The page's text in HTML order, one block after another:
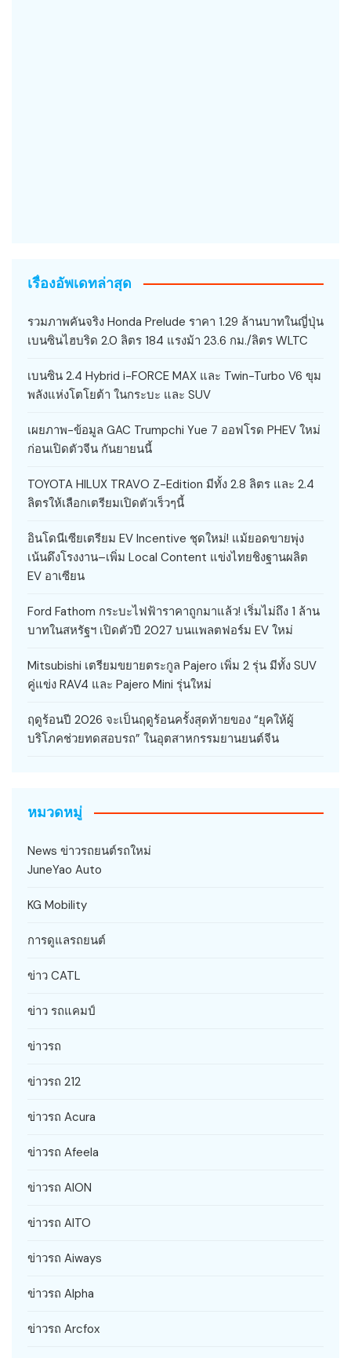
เรื่องอัพเดทล่าสุด
รวมภาพคันจริง Honda Prelude ราคา 1.29 ล้านบาทในญี่ปุ่น
เบนซินไฮบริด 2.0 ลิตร 184 แรงม้า 23.6 กม./ลิตร WLTC
เบนซิน 2.4 Hybrid i-FORCE MAX และ Twin-Turbo V6 ขุม
พลังแห่งโตโยต้า ในกระบะ และ SUV
เผยภาพ-ข้อมูล GAC Trumpchi Yue 7 ออฟโรด PHEV ใหม่
ก่อนเปิดตัวจีน กันยายนนี้
TOYOTA HILUX TRAVO Z-Edition มีทั้ง 2.8 ลิตร และ 2.4
ลิตรให้เลือกเตรียมเปิดตัวเร็วๆนี้
อินโดนีเซียเตรียม EV Incentive ชุดใหม่! แม้ยอดขายพุ่ง
เน้นดึงโรงงาน–เพิ่ม Local Content แข่งไทยชิงฐานผลิต
EV อาเซียน
Ford Fathom กระบะไฟฟ้าราคาถูกมาแล้ว! เริ่มไม่ถึง 1 ล้าน
บาทในสหรัฐฯ เปิดตัวปี 2027 บนแพลตฟอร์ม EV ใหม่
Mitsubishi เตรียมขยายตระกูล Pajero เพิ่ม 2 รุ่น มีทั้ง SUV
คู่แข่ง RAV4 และ Pajero Mini รุ่นใหม่
ฤดูร้อนปี 2026 จะเป็นฤดูร้อนครั้งสุดท้ายของ “ยุคให้ผู้
บริโภคช่วยทดสอบรถ” ในอุตสาหกรรมยานยนต์จีน
หมวดหมู่
News ข่าวรถยนต์รถใหม่
JuneYao Auto
KG Mobility
การดูแลรถยนต์
ข่าว CATL
ข่าว รถแคมป์
ข่าวรถ
ข่าวรถ 212
ข่าวรถ Acura
ข่าวรถ Afeela
ข่าวรถ AION
ข่าวรถ AITO
ข่าวรถ Aiways
ข่าวรถ Alpha
ข่าวรถ Arcfox